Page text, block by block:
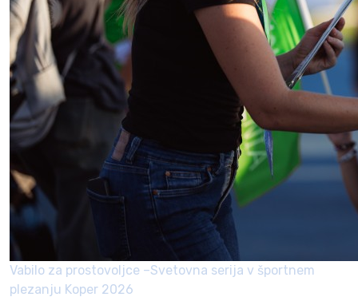
Vabilo za prostovoljce –Svetovna serija v športnem
plezanju Koper 2026